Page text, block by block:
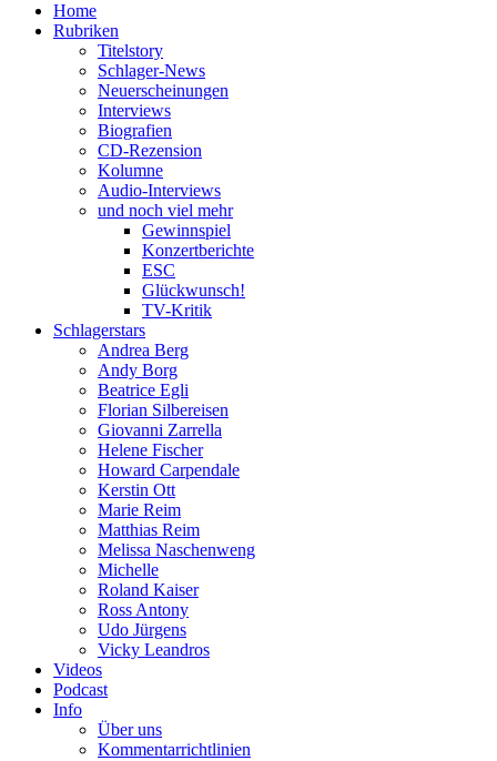
Home
Rubriken
Titelstory
Schlager-News
Neuerscheinungen
Interviews
Biografien
CD-Rezension
Kolumne
Audio-Interviews
und noch viel mehr
Gewinnspiel
Konzertberichte
ESC
Glückwunsch!
TV-Kritik
Schlagerstars
Andrea Berg
Andy Borg
Beatrice Egli
Florian Silbereisen
Giovanni Zarrella
Helene Fischer
Howard Carpendale
Kerstin Ott
Marie Reim
Matthias Reim
Melissa Naschenweng
Michelle
Roland Kaiser
Ross Antony
Udo Jürgens
Vicky Leandros
Videos
Podcast
Info
Über uns
Kommentarrichtlinien